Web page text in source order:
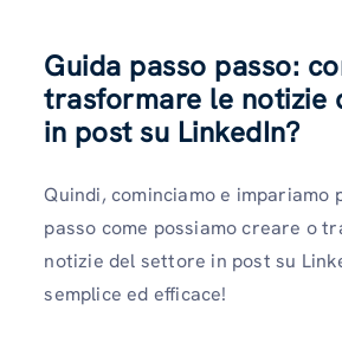
Guida passo passo:
trasformare le notizie
in post su LinkedIn?
Quindi, cominciamo e impariamo
passo come possiamo creare o
notizie del settore in post su
semplice ed efficace!